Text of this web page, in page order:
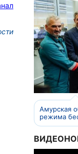
Амурская
режима